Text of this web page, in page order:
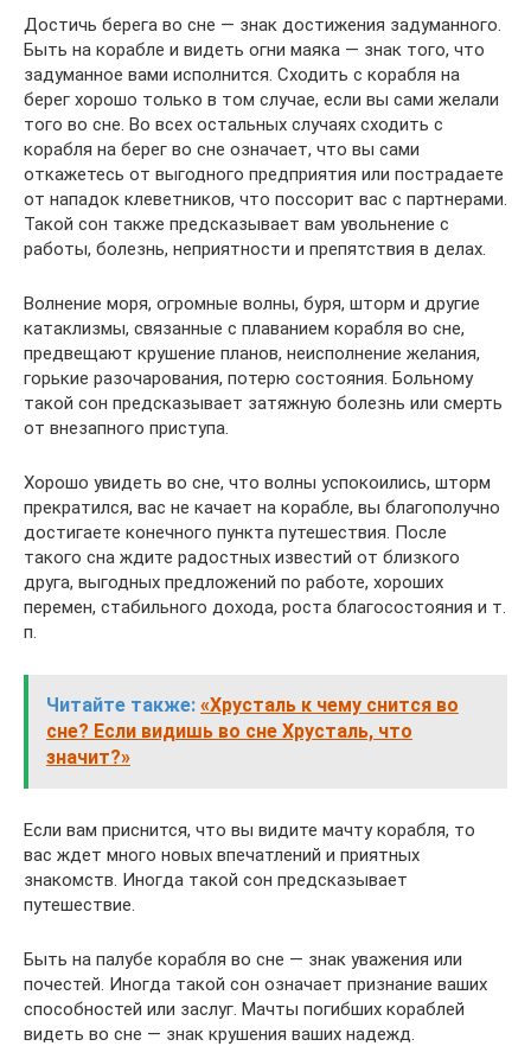
Достичь берега во сне — знак достижения задуманного.
Быть на корабле и видеть огни маяка — знак того, что
задуманное вами исполнится. Сходить с корабля на
берег хорошо только в том случае, если вы сами желали
того во сне. Во всех остальных случаях сходить с
корабля на берег во сне означает, что вы сами
откажетесь от выгодного предприятия или пострадаете
от нападок клеветников, что поссорит вас с партнерами.
Такой сон также предсказывает вам увольнение с
работы, болезнь, неприятности и препятствия в делах.
Волнение моря, огромные волны, буря, шторм и другие
катаклизмы, связанные с плаванием корабля во сне,
предвещают крушение планов, неисполнение желания,
горькие разочарования, потерю состояния. Больному
такой сон предсказывает затяжную болезнь или смерть
от внезапного приступа.
Хорошо увидеть во сне, что волны успокоились, шторм
прекратился, вас не качает на корабле, вы благополучно
достигаете конечного пункта путешествия. После
такого сна ждите радостных известий от близкого
друга, выгодных предложений по работе, хороших
перемен, стабильного дохода, роста благосостояния и т.
п.
Читайте также: «Хрусталь к чему снится во
сне? Если видишь во сне Хрусталь, что
значит?»
Если вам приснится, что вы видите мачту корабля, то
вас ждет много новых впечатлений и приятных
знакомств. Иногда такой сон предсказывает
путешествие.
Быть на палубе корабля во сне — знак уважения или
почестей. Иногда такой сон означает признание ваших
способностей или заслуг. Мачты погибших кораблей
видеть во сне — знак крушения ваших надежд.